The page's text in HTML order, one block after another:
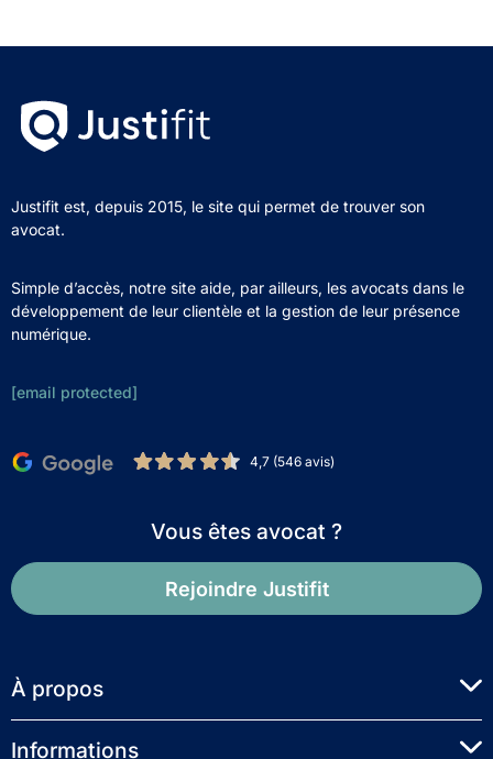
Justifit est, depuis 2015, le site qui permet de trouver son
avocat.
Simple d’accès, notre site aide, par ailleurs, les avocats dans le
développement de leur clientèle et la gestion de leur présence
numérique.
[email protected]
4,7 (546 avis)
Vous êtes avocat ?
Rejoindre Justifit
À propos
Informations